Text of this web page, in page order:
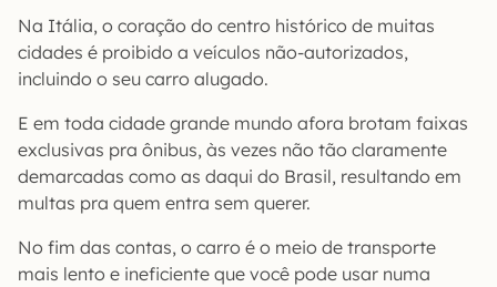
Na Itália, o coração do centro histórico de muitas
cidades é proibido a veículos não-autorizados,
incluindo o seu carro alugado.
E em toda cidade grande mundo afora brotam faixas
exclusivas pra ônibus, às vezes não tão claramente
demarcadas como as daqui do Brasil, resultando em
multas pra quem entra sem querer.
No fim das contas, o carro é o meio de transporte
mais lento e ineficiente que você pode usar numa